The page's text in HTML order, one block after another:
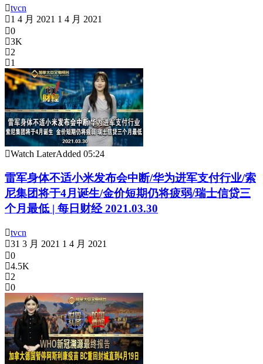
tvcn
1 4 月 2021 1 4 月 2021
0
3K
2
1
Watch LaterAdded 05:24
雷军身体不适小米发布会中断/华为进军支付行业/索
尼集团将于4月诞生/金价短期仍将疲弱/瑞士信贷三
个月最低 | 每日财经 2021.03.30
tvcn
31 3 月 2021 1 4 月 2021
0
4.5K
2
0